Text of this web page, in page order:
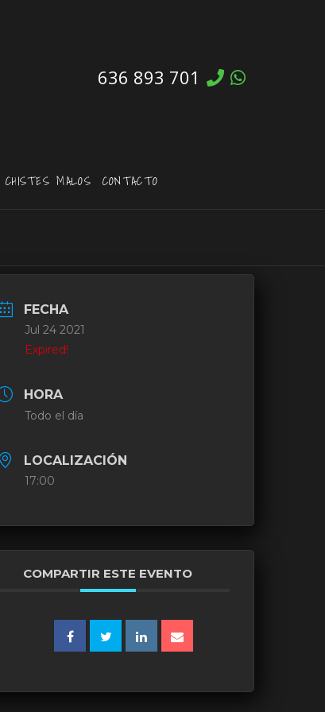
636 893 701
CHISTES MALOS CONTACTO
FECHA
Jul 24 2021
Expired!
HORA
Todo el día
LOCALIZACIÓN
17:00
COMPARTIR ESTE EVENTO